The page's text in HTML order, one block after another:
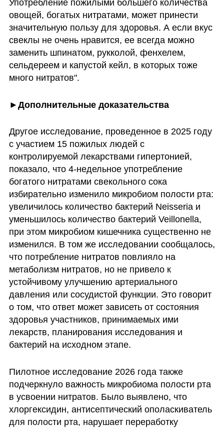
Употребление пожилыми большего количества
овощей, богатых нитратами, может принести
значительную пользу для здоровья. А если вкус
свеклы не очень нравится, ее всегда можно
заменить шпинатом, рукколой, фенхелем,
сельдереем и капустой кейл, в которых тоже
много нитратов".
►Дополнительные доказательства
Другое исследование, проведенное в 2025 году
с участием 15 пожилых людей с
контролируемой лекарствами гипертонией,
показало, что 4-недельное употребление
богатого нитратами свекольного сока
избирательно изменило микробиом полости рта:
увеличилось количество бактерий Neisseria и
уменьшилось количество бактерий Veillonella,
при этом микробиом кишечника существенно не
изменился. В том же исследовании сообщалось,
что потребление нитратов повлияло на
метаболизм нитратов, но не привело к
устойчивому улучшению артериального
давления или сосудистой функции. Это говорит
о том, что ответ может зависеть от состояния
здоровья участников, принимаемых ими
лекарств, планирования исследования и
бактерий на исходном этапе.
Пилотное исследование 2026 года также
подчеркнуло важность микробиома полости рта
в усвоении нитратов. Было выявлено, что
хлоргексидин, антисептический ополаскиватель
для полости рта, нарушает переработку